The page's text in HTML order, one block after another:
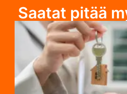
Saatat pitää